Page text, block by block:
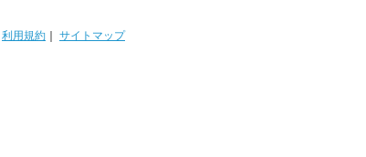
利用規約 サイトマップ